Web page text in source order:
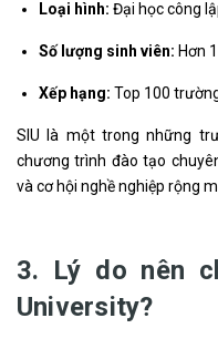
Loại hình: Đại học công
Số lượng sinh viên: Hơn
Xếp hạng: Top 100
SIU là một trong những
chương trình đào tạo
và cơ hội nghề nghiệp rộng
3. Lý do nên
University?